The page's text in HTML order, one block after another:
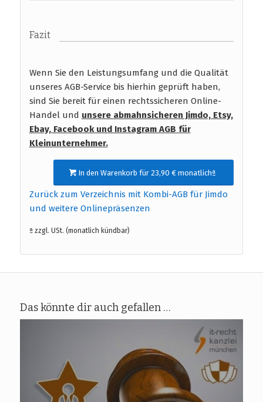
Fazit
Wenn Sie den Leistungsumfang und die Qualität
unseres AGB-Service bis hierhin geprüft haben,
sind Sie bereit für einen rechtssicheren Online-
Handel und unsere abmahnsicheren Jimdo, Etsy,
Ebay, Facebook und Instagram AGB für
Kleinunternehmer.
In den Warenkorb für 23,90 € monatlichª
Zurück zum Verzeichnis mit Kombi-AGB für Jimdo
und weitere Onlinepräsenzen
ª zzgl. USt. (monatlich kündbar)
Das könnte dir auch gefallen …